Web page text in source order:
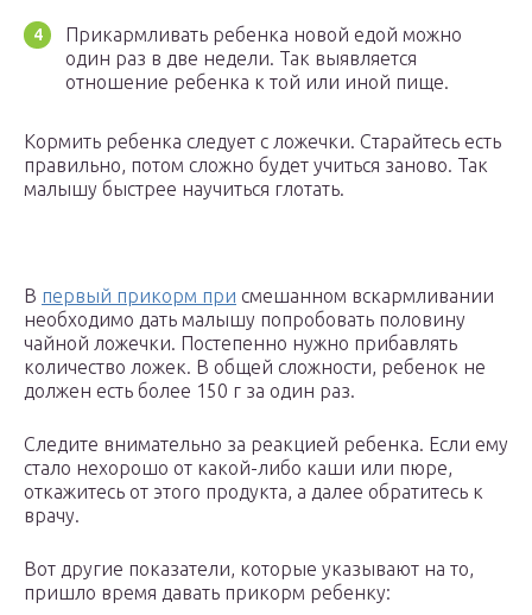
Прикармливать ребенка новой едой можно
один раз в две недели. Так выявляется
отношение ребенка к той или иной пище.
Кормить ребенка следует с ложечки. Старайтесь есть
правильно, потом сложно будет учиться заново. Так
малышу быстрее научиться глотать.
В первый прикорм при смешанном вскармливании
необходимо дать малышу попробовать половину
чайной ложечки. Постепенно нужно прибавлять
количество ложек. В общей сложности, ребенок не
должен есть более 150 г за один раз.
Следите внимательно за реакцией ребенка. Если ему
стало нехорошо от какой-либо каши или пюре,
откажитесь от этого продукта, а далее обратитесь к
врачу.
Вот другие показатели, которые указывают на то,
пришло время давать прикорм ребенку: